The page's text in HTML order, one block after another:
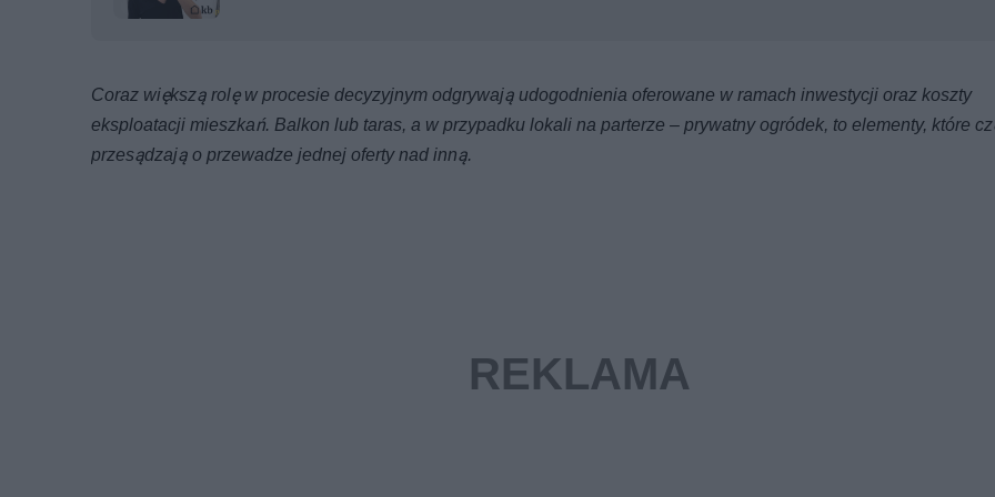
Coraz większą rolę w procesie decyzyjnym odgrywają udogodnienia oferowane w ramach inwestycji oraz koszty
eksploatacji mieszkań. Balkon lub taras, a w przypadku lokali na parterze – prywatny ogródek, to elementy, które
przesądzają o przewadze jednej oferty nad inną.